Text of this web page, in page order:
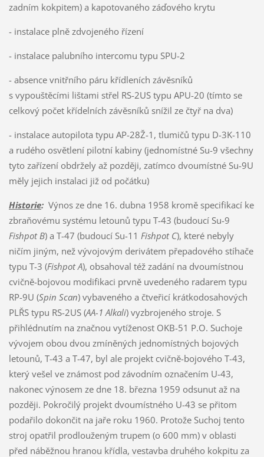
zadním kokpitem) a kapotovaného záďového krytu
- instalace plně zdvojeného řízení
- instalace palubního intercomu typu SPU-2
- absence vnitřního páru křídleních závěsníků
s vypouštěcími lištami střel RS-2US typu APU-20 (tímto se
celkový počet křídelních závěsníků snížil ze čtyř na dva)
- instalace autopilota typu AP-28Ž-1, tlumičů typu D-3K-110
a rudého osvětlení pilotní kabiny (jednomístné Su-9 všechny
tyto zařízení obdržely až později, zatímco dvoumístné Su-9U
měly jejich instalaci již od počátku)
Historie:Výnos ze dne 16. dubna 1958 kromě specifikací ke
zbraňovému systému letounů typu T-43 (budoucí Su-9
Fishpot B) a T-47 (budoucí Su-11 Fishpot C), které nebyly
ničím jiným, než vývojovým derivátem přepadového stíhače
typu T-3 (Fishpot A), obsahoval též zadání na dvoumístnou
cvičně-bojovou modifikaci prvně uvedeného radarem typu
RP-9U (Spin Scan) vybaveného a čtveřicí krátkodosahových
PLŘS typu RS-2US (AA-1 Alkali) vyzbrojeného stroje. S
přihlédnutím na značnou vytíženost OKB-51 P.O. Suchoje
vývojem obou dvou zmíněných jednomístných bojových
letounů, T-43 a T-47, byl ale projekt cvičně-bojového T-43,
který vešel ve známost pod závodním označením U-43,
nakonec výnosem ze dne 18. března 1959 odsunut až na
později. Pokročilý projekt dvoumístného U-43 se přitom
podařilo dokončit na jaře roku 1960. Protože Suchoj tento
stroj opatřil prodlouženým trupem (o 600 mm) v oblasti
před náběžnou hranou křídla, vestavba druhého kokpitu za